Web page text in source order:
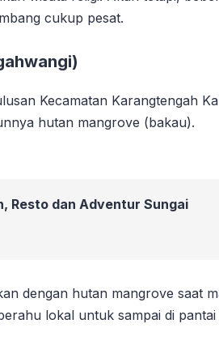
cukup pesat.
Kecamatan Karangtengah
hutan mangrove (bakau).
Resto dan Adventur Sungai
dengan hutan mangrove saat
lokal untuk sampai di pantai